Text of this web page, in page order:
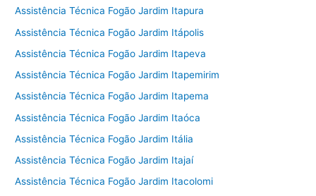
Assistência Técnica Fogão Jardim Itapura
Assistência Técnica Fogão Jardim Itápolis
Assistência Técnica Fogão Jardim Itapeva
Assistência Técnica Fogão Jardim Itapemirim
Assistência Técnica Fogão Jardim Itapema
Assistência Técnica Fogão Jardim Itaóca
Assistência Técnica Fogão Jardim Itália
Assistência Técnica Fogão Jardim Itajaí
Assistência Técnica Fogão Jardim Itacolomi